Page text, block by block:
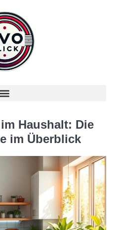
Haushalt: Die
im Überblick